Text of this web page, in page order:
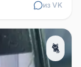
из VK
🐈